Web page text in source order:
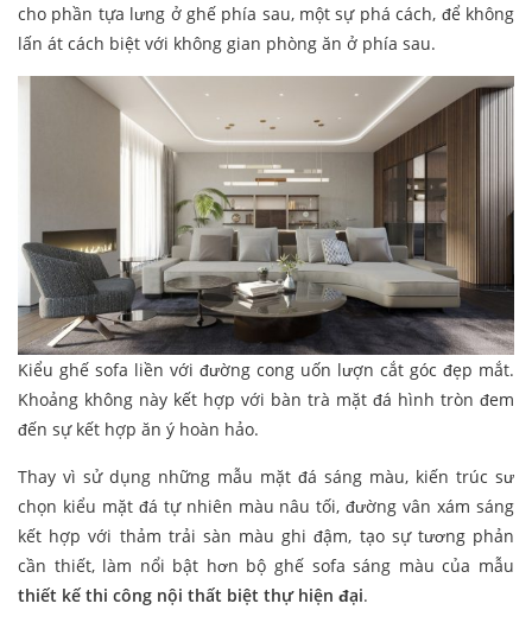
cho phần tựa lưng ở ghế phía sau, một sự phá cách, để không
lấn át cách biệt với không gian phòng ăn ở phía sau.
Kiểu ghế sofa liền với đường cong uốn lượn cắt góc đẹp mắt.
Khoảng không này kết hợp với bàn trà mặt đá hình tròn đem
đến sự kết hợp ăn ý hoàn hảo.
Thay vì sử dụng những mẫu mặt đá sáng màu, kiến trúc sư
chọn kiểu mặt đá tự nhiên màu nâu tối, đường vân xám sáng
kết hợp với thảm trải sàn màu ghi đậm, tạo sự tương phản
cần thiết, làm nổi bật hơn bộ ghế sofa sáng màu của mẫu
thiết kế thi công nội thất biệt thự hiện đại.